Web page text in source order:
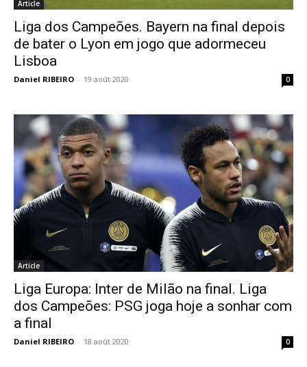
Article
Liga dos Campeões. Bayern na final depois
de bater o Lyon em jogo que adormeceu
Lisboa
Daniel RIBEIRO - 19 août 2020 0
Article
Liga Europa: Inter de Milão na final. Liga
dos Campeões: PSG joga hoje a sonhar com
a final
Daniel RIBEIRO - 18 août 2020 0